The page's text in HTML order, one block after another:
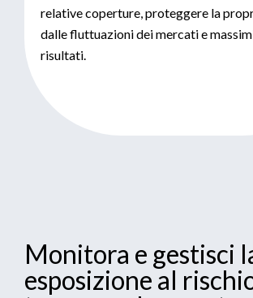
relative coperture, proteggere la
dalle fluttuazioni dei mercati e
risultati.
Monitora e gestisci
esposizione al